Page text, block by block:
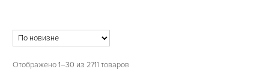
Отображено 1–30 из 2711 товаров